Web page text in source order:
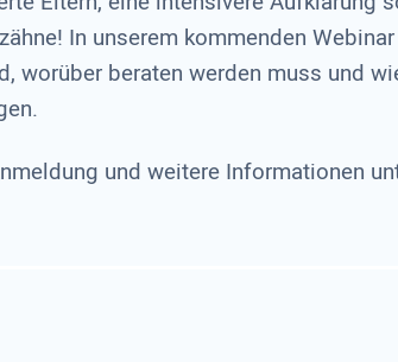
In unserem kommenden
worüber beraten werden muss und
und weitere Informationen